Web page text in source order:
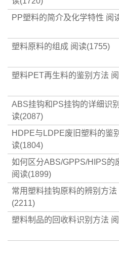
PP塑料的简介及化学特性 阅
塑料原料的组成 阅读(1755)
塑料PET再生料的鉴别方法
ABS挂钩和PS挂钩的详细识
读(2087)
HDPE与LDPE废旧塑料的鉴
读(1804)
如何区分ABS/GPPS/HIPS的
阅读(1899)
常用塑料挂钩原料的辨别方法
(2211)
塑料制品的回收料识别方法